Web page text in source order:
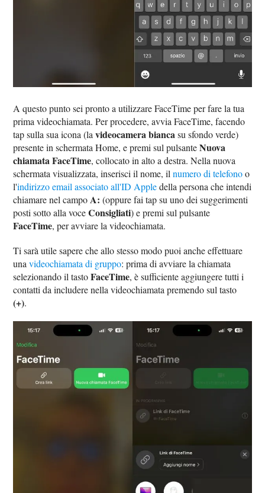
A questo punto sei pronto a utilizzare FaceTime per fare la tua
prima videochiamata. Per procedere, avvia FaceTime, facendo
tap sulla sua icona (lavideocamera bianca su sfondo verde)
presente in schermata Home, e premi sul pulsanteNuova
chiamata FaceTime, collocato in alto a destra. Nella nuova
schermata visualizzata, inserisci il nome, ilnumero di telefonoo
l'indirizzo email associato all'ID Appledella persona che intendi
chiamare nel campo A: (oppure fai tap su uno dei suggerimenti
posti sotto alla voceConsigliati) e premi sul pulsante
FaceTime, per avviare la videochiamata.
Ti sarà utile sapere che allo stesso modo puoi anche effettuare
unavideochiamata di gruppo: prima di avviare la chiamata
selezionando il tastoFaceTime, è sufficiente aggiungere tutti i
contatti da includere nella videochiamata premendo sul tasto
(+).